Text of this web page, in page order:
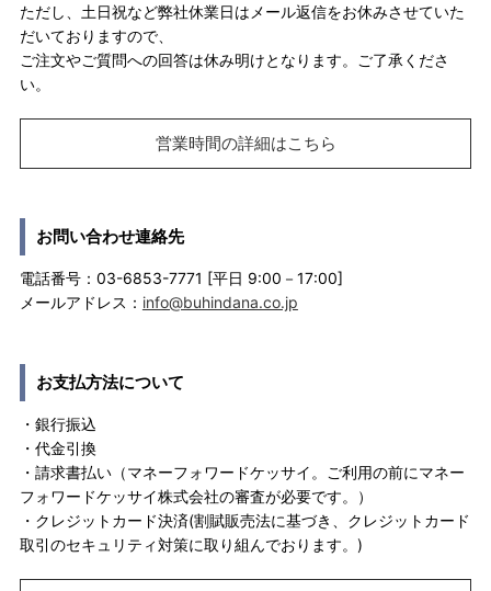
ただし、土日祝など弊社休業日はメール返信をお休みさせていた
だいておりますので、
ご注文やご質問への回答は休み明けとなります。ご了承くださ
い。
営業時間の詳細はこちら
お問い合わせ連絡先
電話番号：03-6853-7771 [平日 9:00－17:00]
メールアドレス： info@buhindana.co.jp
お支払方法について
・銀行振込
・代金引換
・請求書払い（マネーフォワードケッサイ。ご利用の前にマネー
フォワードケッサイ株式会社の審査が必要です。）
・クレジットカード決済(割賦販売法に基づき、クレジットカード
取引のセキュリティ対策に取り組んでおります。)